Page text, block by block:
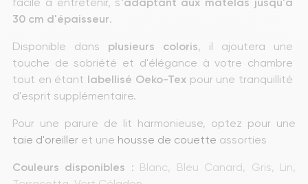
30 cm d'épaisseur.
Disponible dans plusieurs coloris, il ajoutera une
touche de sobriété et d'élégance à votre chambre
tout en étant labellisé Oeko-Tex pour une tranquillité
d'esprit supplémentaire.
Pour une parure de lit harmonieuse, optez pour une
taie d'oreiller et une housse de couette assorties
Couleurs disponibles : Blanc, Bleu Canard, Gris, Lin,